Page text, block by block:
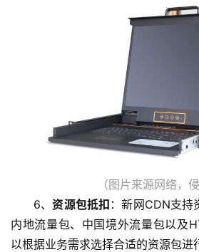
云
服
（图片来源网络，侵
6、资源包抵扣 ：新网CDN支持
内地流量包、中国境外流量包以及
以根据业务需求选择合适的资源包进